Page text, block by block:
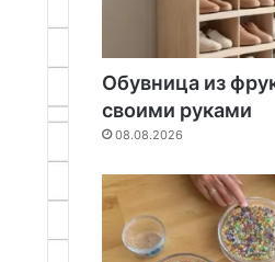
Обувница из
своими руками
08.08.2026